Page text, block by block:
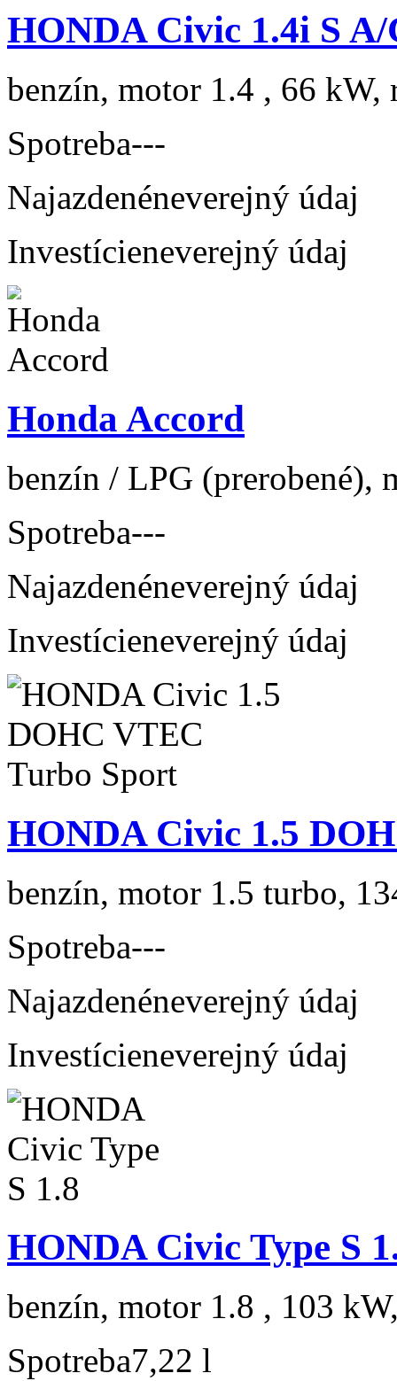
HONDA Civic 1.4i S A/
benzín, motor 1.4 , 66 kW,
Spotreba---
Najazdenéneverejný údaj
Investícieneverejný údaj
Honda Accord
benzín / LPG (prerobené),
Spotreba---
Najazdenéneverejný údaj
Investícieneverejný údaj
HONDA Civic 1.5
benzín, motor 1.5 turbo,
Spotreba---
Najazdenéneverejný údaj
Investícieneverejný údaj
HONDA Civic Type S
benzín, motor 1.8 , 103
Spotreba7,22 l